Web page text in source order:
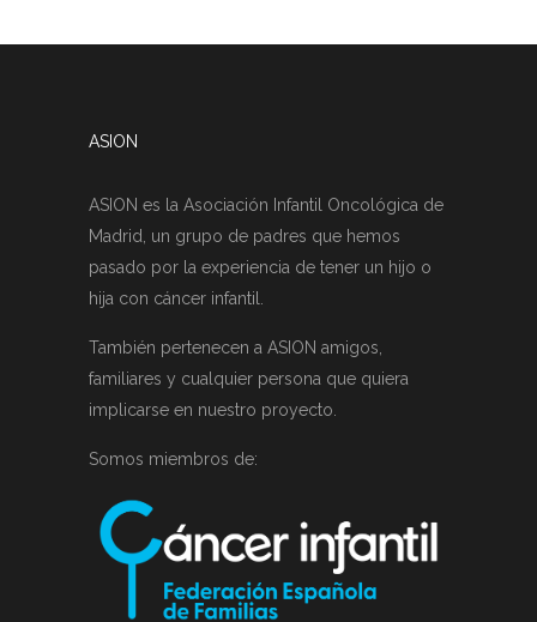
ASION
ASION es la Asociación Infantil Oncológica de
Madrid, un grupo de padres que hemos
pasado por la experiencia de tener un hijo o
hija con cáncer infantil.
También pertenecen a ASION amigos,
familiares y cualquier persona que quiera
implicarse en nuestro proyecto.
Somos miembros de: